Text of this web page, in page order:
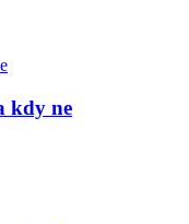
kdy ne